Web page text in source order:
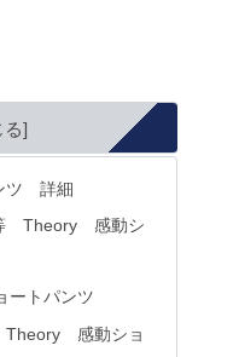
ツ 詳細
Theory 感動シ
トパンツ
Theory 感動ショ